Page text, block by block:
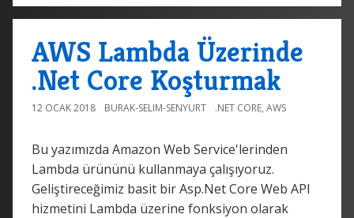
AWS Lambda Üzerinde
.Net Core Koşturmak
12 OCAK 2018 BURAK-SELIM-SENYURT .NET CORE, AWS
Bu yazımızda Amazon Web Service'lerinden
Lambda ürününü kullanmaya çalışıyoruz.
Geliştireceğimiz basit bir Asp.Net Core Web API
hizmetini Lambda üzerine fonksiyon olarak